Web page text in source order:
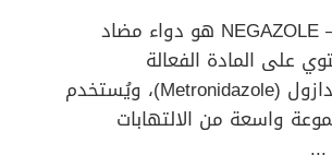
نيجازول – NEGAZOLE هو دواء مضاد
على المادة الفعالة
الميترونيدازول (Metronidazole)، ويُستخدم
واسعة من الالتهابات
...